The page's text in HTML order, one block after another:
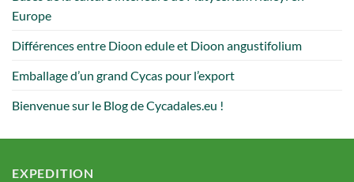
Europe
Différences entre Dioon edule et Dioon angustifolium
Emballage d’un grand Cycas pour l’export
Bienvenue sur le Blog de Cycadales.eu !
EXPEDITION